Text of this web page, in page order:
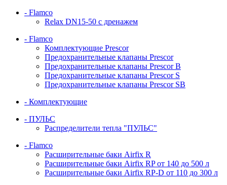
- Flamco
Relax DN15-50 с дренажем
- Flamco
Комплектующие Prescor
Предохранительные клапаны Prescor
Предохранительные клапаны Prescor B
Предохранительные клапаны Prescor S
Предохранительные клапаны Prescor SB
- Комплектующие
- ПУЛЬС
Распределители тепла "ПУЛЬС"
- Flamco
Расширительные баки Airfix R
Расширительные баки Airfix RP от 140 до 500 л
Расширительные баки Airfix RP-D от 110 до 300 л